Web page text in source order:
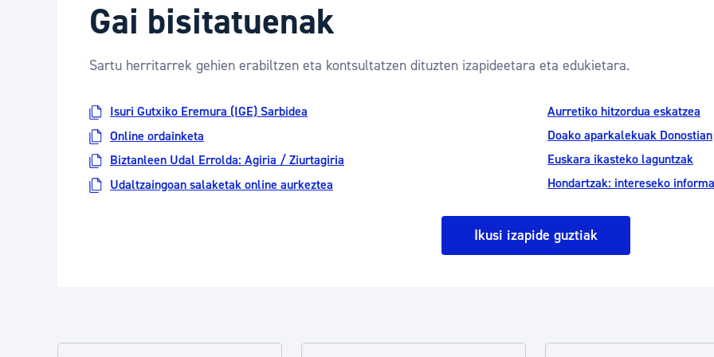
Gai bisitatuenak
Sartu herritarrek gehien erabiltzen eta kontsultatzen dituzten izapideetara eta edukietara.
Isuri Gutxiko Eremura (IGE) Sarbidea
Online ordainketa
Biztanleen Udal Errolda: Agiria / Ziurtagiria
Udaltzaingoan salaketak online aurkeztea
Aurretiko hitzordua eskatzea
Doako aparkalekuak Donostian
Euskara ikasteko laguntzak
Hondartzak: intereseko
Ikusi izapide guztiak